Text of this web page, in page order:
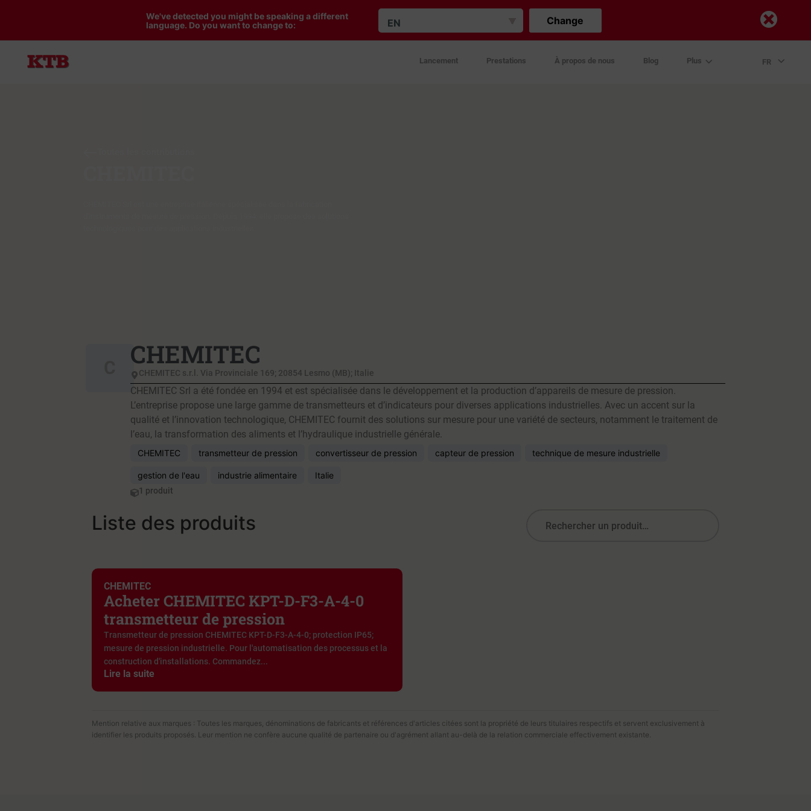
We've detected you might be speaking a different
language. Do you want to change to:
EN Change
Lancement Prestations À propos de nous Blog Plus FR
CHEMITEC
CHEMITEC s.r.l. Via Provinciale 169; 20854 Lesmo (MB); Italie
CHEMITEC Srl a été fondée en 1994 et est spécialisée dans le développement et la production d’appareils de mesure de pression.
L’entreprise propose une large gamme de transmetteurs et d’indicateurs pour diverses applications industrielles. Avec un accent sur la
qualité et l’innovation technologique, CHEMITEC fournit des solutions sur mesure pour une variété de secteurs, notamment le traitement de
l’eau, la transformation des aliments et l’hydraulique industrielle générale.
CHEMITEC transmetteur de pression convertisseur de pression capteur de pression technique de mesure industrielle
gestion de l'eau industrie alimentaire Italie
1 produit
Liste des produits
CHEMITEC
Acheter CHEMITEC KPT-D-F3-A-4-0
transmetteur de pression
Transmetteur de pression CHEMITEC KPT-D-F3-A-4-0; protection IP65;
mesure de pression industrielle. Pour l'automatisation des processus et la
construction d'installations. Commandez...
Lire la suite
Mention relative aux marques : Toutes les marques, dénominations de fabricants et références d'articles citées sont la propriété de leurs titulaires respectifs et servent exclusivement à
identifier les produits proposés. Leur mention ne confère aucune qualité de partenaire ou d'agrément allant au-delà de la relation commerciale effectivement existante.